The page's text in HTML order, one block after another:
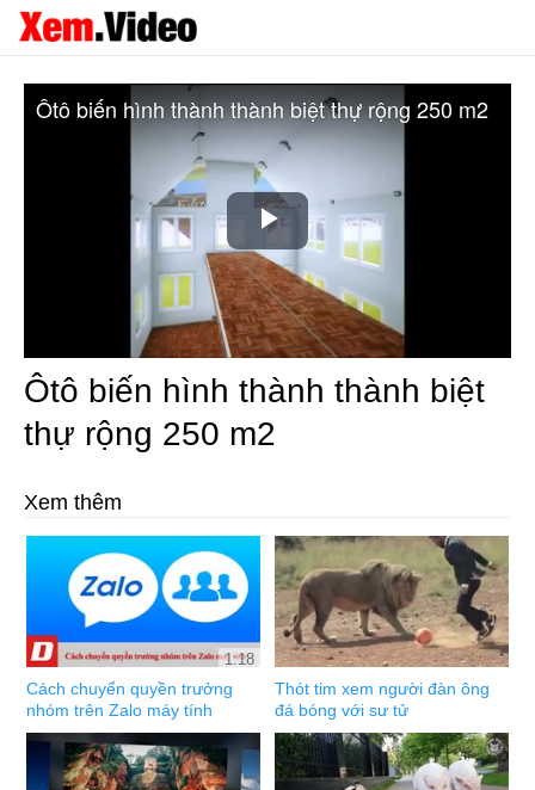
Play
Video
Ôtô biến hình thành thành biệt thự rộng 250 m2
Ôtô biến hình thành thành biệt
thự rộng 250 m2
Xem thêm
1:18
Cách chuyển quyền trưởng
nhóm trên Zalo máy tính
Thót tim xem người đàn ông
đá bóng với sư tử